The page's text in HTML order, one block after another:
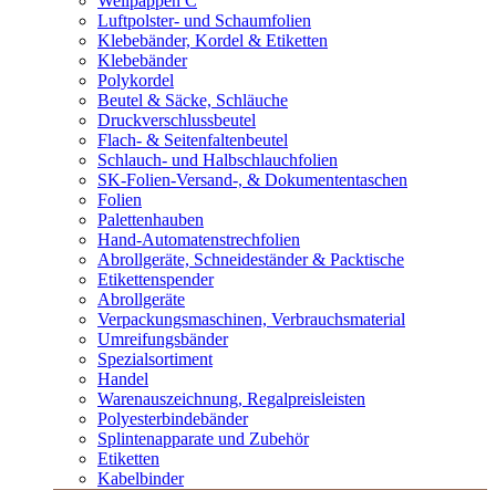
Luftpolster- und Schaumfolien
Klebebänder, Kordel & Etiketten
Klebebänder
Polykordel
Beutel & Säcke, Schläuche
Druckverschlussbeutel
Flach- & Seitenfaltenbeutel
Schlauch- und Halbschlauchfolien
SK-Folien-Versand-, & Dokumententaschen
Folien
Palettenhauben
Hand-Automatenstrechfolien
Abrollgeräte, Schneideständer & Packtische
Etikettenspender
Abrollgeräte
Verpackungsmaschinen, Verbrauchsmaterial
Umreifungsbänder
Spezialsortiment
Handel
Warenauszeichnung, Regalpreisleisten
Polyesterbindebänder
Splintenapparate und Zubehör
Etiketten
Kabelbinder